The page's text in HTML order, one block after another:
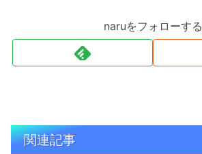
naruをフォローする
関連記事